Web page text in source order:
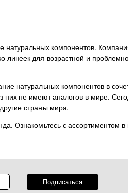
натуральных компонентов.
линеек для возрастной и
натуральных компонентов в
них не имеют аналогов в мире.
страны мира.
Ознакомьтесь с ассортиментом в